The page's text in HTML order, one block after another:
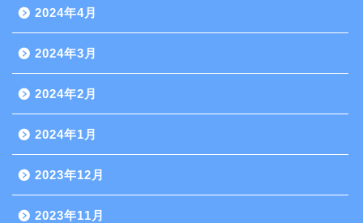
2024年4月
2024年3月
2024年2月
2024年1月
2023年12月
2023年11月